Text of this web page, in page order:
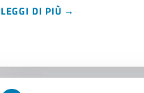
LEGGI DI PIÙ →